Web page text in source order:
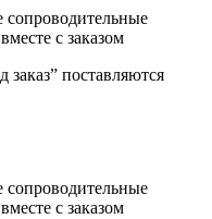
с заказом
заказ” поставляются
с заказом